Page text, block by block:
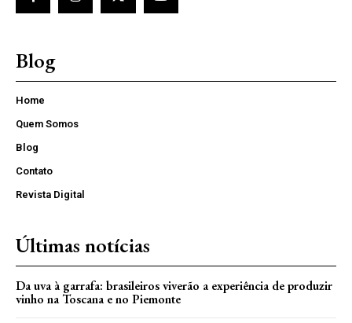
Blog
Home
Quem Somos
Blog
Contato
Revista Digital
Últimas notícias
Da uva à garrafa: brasileiros viverão a experiência de produzir
vinho na Toscana e no Piemonte